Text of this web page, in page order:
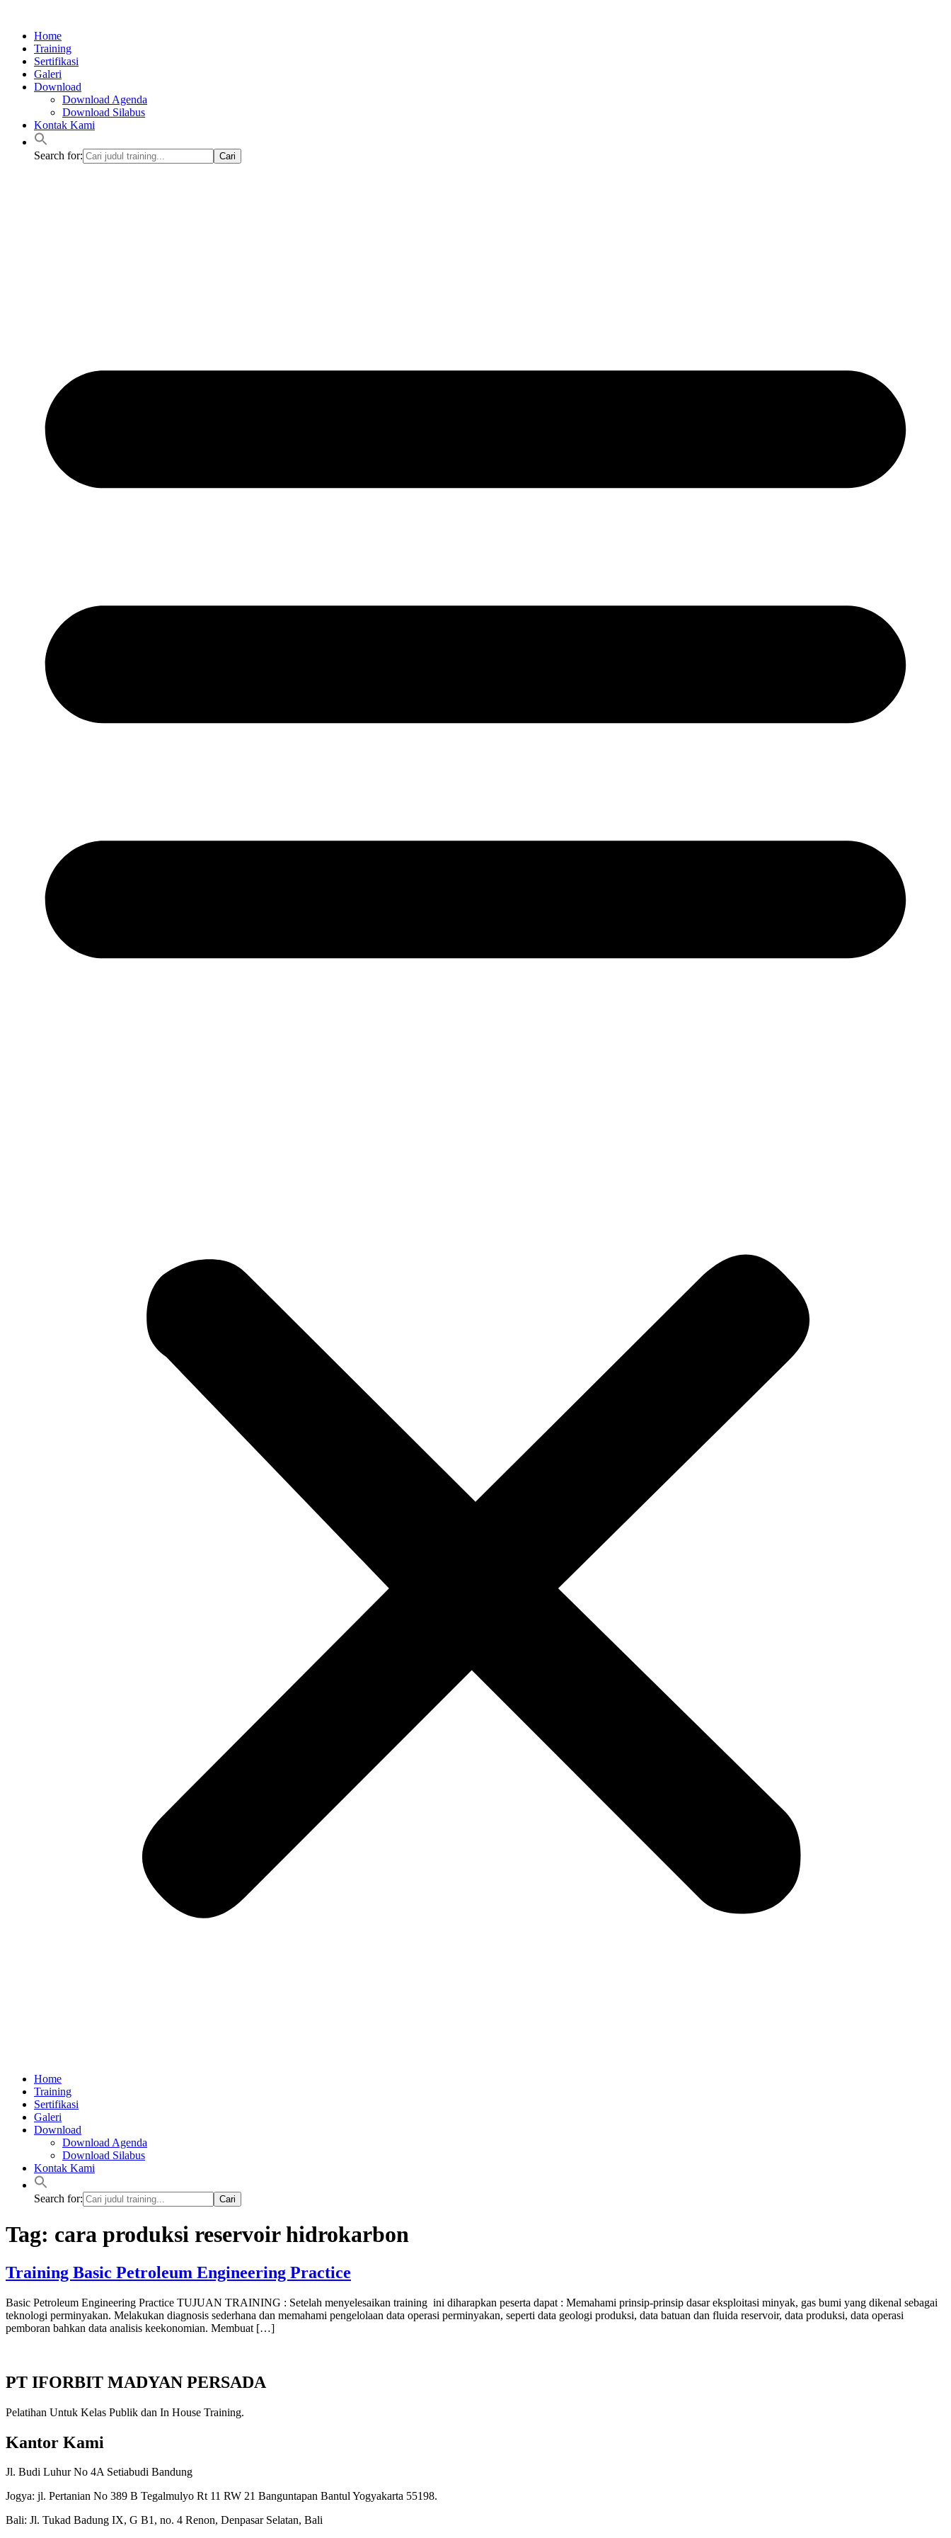
kontenHome
Training
Sertifikasi
Galeri
Download
Download Agenda
Download Silabus
Kontak Kami
Search for:
Home
Training
Sertifikasi
Galeri
Download
Download Agenda
Download Silabus
Kontak Kami
Search for:
Tag: cara produksi reservoir hidrokarbon
Training Basic Petroleum Engineering Practice
Basic Petroleum Engineering Practice TUJUAN TRAINING : Setelah menyelesaikan training ini diharapkan peserta dapat : Memahami prinsip-prinsip dasar eksploitasi minyak, gas bumi yang dikenal sebagai
teknologi perminyakan. Melakukan diagnosis sederhana dan memahami pengelolaan data operasi perminyakan, seperti data geologi produksi, data batuan dan fluida reservoir, data produksi, data operasi
pemboran bahkan data analisis keekonomian. Membuat […]
PT IFORBIT MADYAN PERSADA
Pelatihan Untuk Kelas Publik dan In House Training.
Kantor Kami
Jl. Budi Luhur No 4A Setiabudi Bandung
Jogya: jl. Pertanian No 389 B Tegalmulyo Rt 11 RW 21 Banguntapan Bantul Yogyakarta 55198.
Bali: Jl. Tukad Badung IX, G B1, no. 4 Renon, Denpasar Selatan, Bali